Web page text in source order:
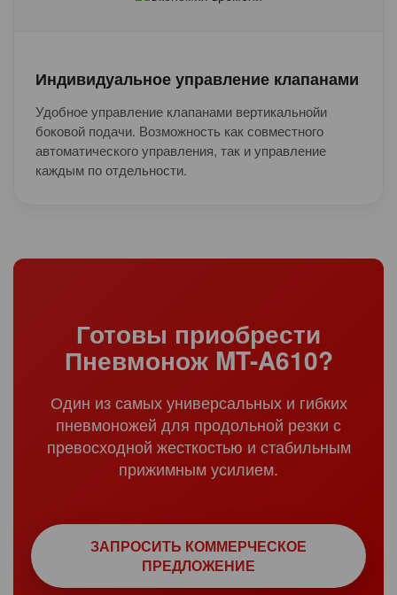
Индивидуальное управление клапанами
Удобное управление клапанами вертикальнойи
боковой подачи. Возможность как совместного
автоматического управления, так и управление
каждым по отдельности.
Готовы приобрести
Пневмонож MT-A610?
Один из самых универсальных и гибких
пневмоножей для продольной резки с
превосходной жесткостью и стабильным
прижимным усилием.
ЗАПРОСИТЬ КОММЕРЧЕСКОЕ
ПРЕДЛОЖЕНИЕ